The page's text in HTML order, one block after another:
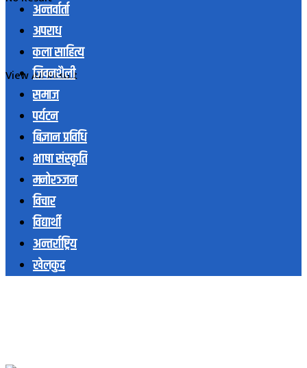
View All Result
अन्तर्वार्ता
अपराध
कला साहित्य
जिवनशैली
समाज
पर्यटन
बिज्ञान प्रविधि
भाषा संस्कृति
मनोरञ्जन
विचार
विद्यार्थी
अन्तर्राष्ट्रिय
खेलकुद